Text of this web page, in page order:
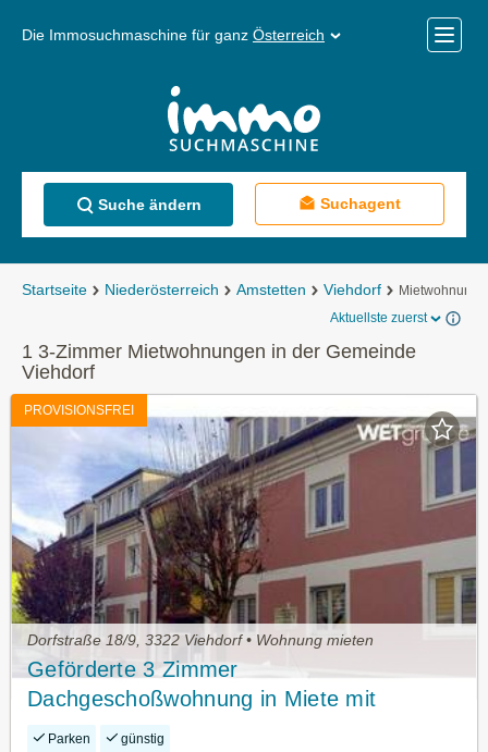
Die Immosuchmaschine für ganz Österreich
Menü
Suche ändern Suchagent
Startseite Niederösterreich Amstetten Viehdorf
Aktuellste zuerst
1 3-Zimmer Mietwohnungen in der Gemeinde
Viehdorf
PROVISIONSFREI
Dorfstraße 18/9, 3322 Viehdorf • Wohnung mieten
Geförderte 3 Zimmer
Dachgeschoßwohnung in Miete mit
Kaufoption | Top 9 | 2. OG
Parken günstig